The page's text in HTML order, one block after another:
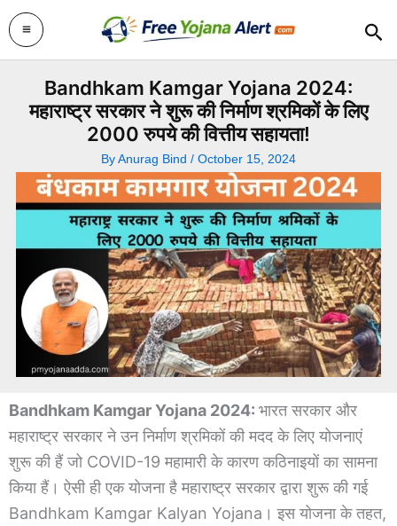
Skip
to
content
Bandhkam Kamgar Yojana 2024:
महाराष्ट्र सरकार ने शुरू की निर्माण श्रमिकों के लिए
2000 रुपये की वित्तीय सहायता!
ByAnurag Bind / October 15, 2024
Bandhkam Kamgar Yojana 2024: भारत सरकार और
महाराष्ट्र सरकार ने उन निर्माण श्रमिकों की मदद के लिए योजनाएं
शुरू की हैं जो COVID-19 महामारी के कारण कठिनाइयों का सामना
किया हैं। ऐसी ही एक योजना है महाराष्ट्र सरकार द्वारा शुरू की गई
Bandhkam Kamgar Kalyan Yojana। इस योजना के तहत,